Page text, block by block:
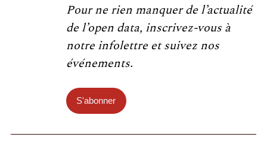
Pour ne rien manquer de l’actualité
de l’open data, inscrivez-vous à
notre infolettre et suivez nos
événements.
S'abonner